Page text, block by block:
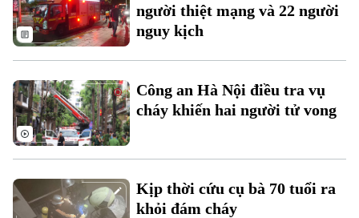
Chuyên mục
người thiệt mạng và 22 người
nguy kịch
Công an Hà Nội điều tra vụ
cháy khiến hai người tử vong
Kịp thời cứu cụ bà 70 tuổi ra
khỏi đám cháy